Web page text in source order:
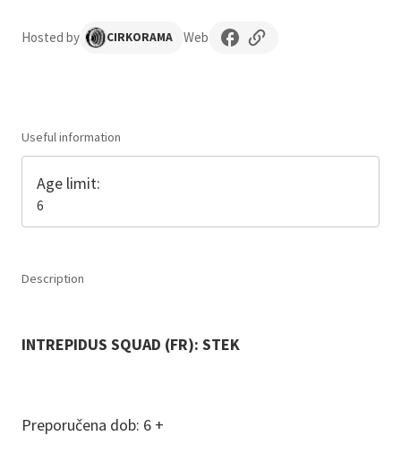
Hosted by CIRKORAMA Web
Useful information
Age limit:
6
Description
INTREPIDUS SQUAD (FR): STEK
Preporučena dob: 6 +